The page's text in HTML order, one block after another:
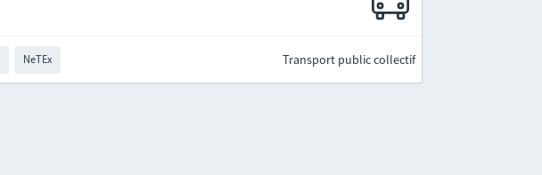
NeTEx Transport public collectif